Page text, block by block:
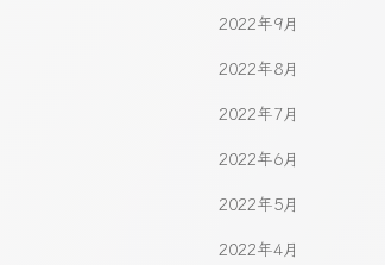
2022年9月
2022年8月
2022年7月
2022年6月
2022年5月
2022年4月